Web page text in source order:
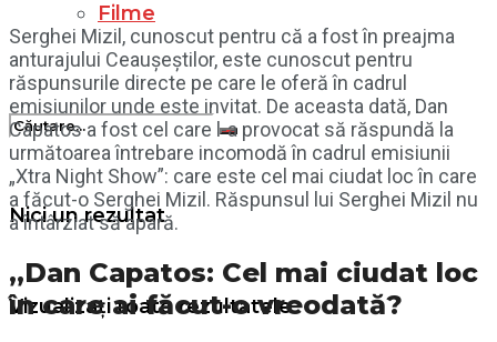
Filme
Nici un rezultat
Vizualizați toate rezultatele
Serghei Mizil, cunoscut pentru că a fost în preajma
anturajului Ceaușeștilor, este cunoscut pentru
răspunsurile directe pe care le oferă în cadrul
emisiunilor unde este invitat. De aceasta dată, Dan
Capatos a fost cel care l-a provocat să răspundă la
următoarea întrebare incomodă în cadrul emisiunii
„Xtra Night Show”: care este cel mai ciudat loc în care
a făcut-o Serghei Mizil. Răspunsul lui Serghei Mizil nu
a întârziat să apară.
„Dan Capatos: Cel mai ciudat loc
în care ai făcut-o vreodată?